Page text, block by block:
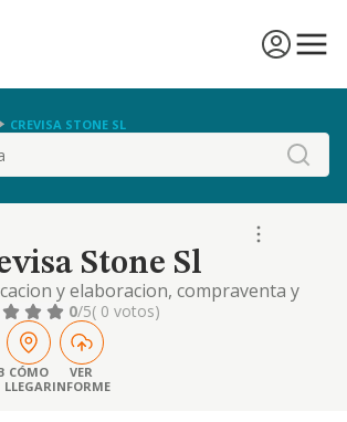
CREVISA STONE SL
Stone Sl
y elaboracion, compraventa y
de tablas, losas y baldosas
clase de piedras, marmoles y
y materiales afines.- la explotacion,
explotacion y
en t
0/5( 0 votos)
CÓMO
LLEGAR
VER
INFORME